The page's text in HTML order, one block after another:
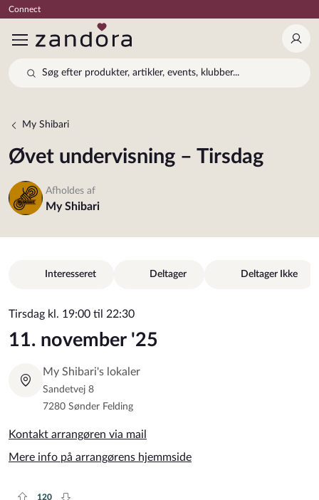
Connect
Log
Søg efter produkter, artikler, events, klubber...
My Shibari
Øvet undervisning – Tirsdag
Afholdes af
My Shibari
Interesseret Deltager Deltager Ikke
120
Tirsdag kl. 19:00 til 22:30
11. november '25
My Shibari's lokaler
Sandetvej 8
7280 Sønder Felding
Kontakt arrangøren via mail
Mere info på arrangørens hjemmside